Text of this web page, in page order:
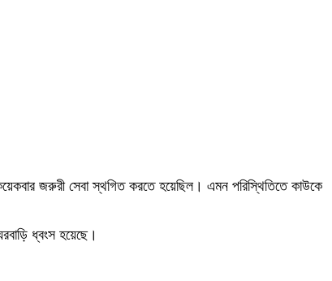
কয়েকবার জরুরী সেবা স্থগিত করতে হয়েছিল। এমন পরিস্থিতিতে কাউকে
ধ্বংস হয়েছে।